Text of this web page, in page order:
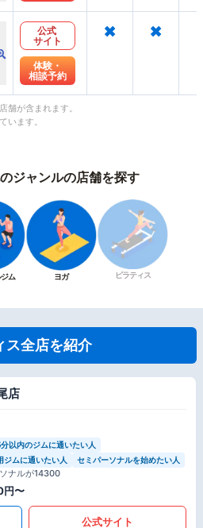
公式
サイト
体験・
相談予約
× ×
舗が含まれます。
います。
ジャンルの店舗を探す
ム ヨガ ピラティス
ス全店を紹介
店
以内のジムに通いたい人
ジムに通いたい人
セミパーソナルを始めたい人
ナルが14300
〜
公式サイト